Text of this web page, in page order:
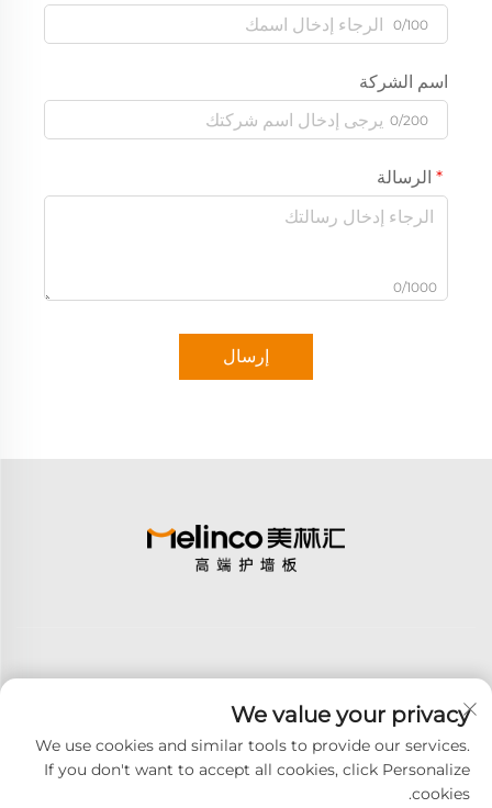
0/100
اسم الشركة
0/200
الرسالة
0/1000
إرسال
اشترك
We value your privacy
We use cookies and similar tools to provide our services.
If you don't want to accept all cookies, click Personalize
cookies.